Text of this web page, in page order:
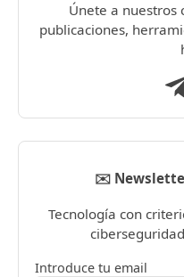
Únete a nuestros
publicaciones,
✉️
Tecnología con
Introduce tu email